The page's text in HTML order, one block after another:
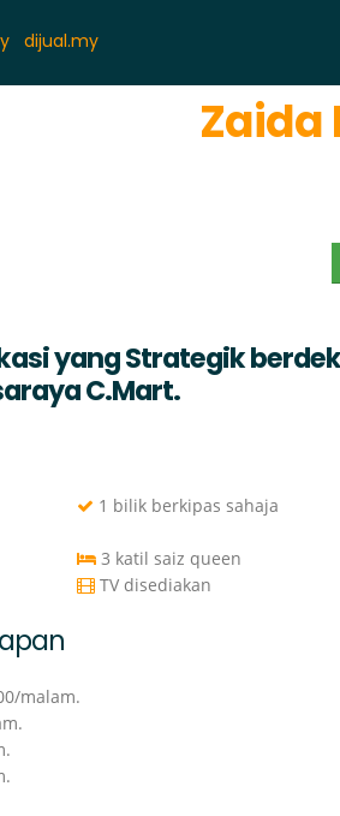
dijual.my
Zaida
yang Strategik
C.Mart.
1 bilik berkipas sahaja
3 katil saiz queen
TV disediakan
malam.